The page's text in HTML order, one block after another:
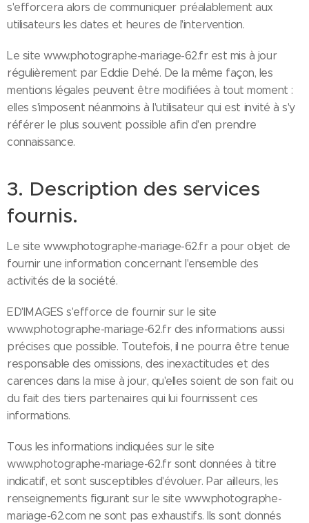
s'efforcera alors de communiquer préalablement aux
utilisateurs les dates et heures de l'intervention.
Le site www.photographe-mariage-62.fr est mis à jour
régulièrement par Eddie Dehé. De la même façon, les
mentions légales peuvent être modifiées à tout moment :
elles s'imposent néanmoins à l'utilisateur qui est invité à s'y
référer le plus souvent possible afin d'en prendre
connaissance.
3. Description des services
fournis.
Le site www.photographe-mariage-62.fr a pour objet de
fournir une information concernant l'ensemble des
activités de la société.
ED'IMAGES s'efforce de fournir sur le site
www.photographe-mariage-62.fr des informations aussi
précises que possible. Toutefois, il ne pourra être tenue
responsable des omissions, des inexactitudes et des
carences dans la mise à jour, qu'elles soient de son fait ou
du fait des tiers partenaires qui lui fournissent ces
informations.
Tous les informations indiquées sur le site
www.photographe-mariage-62.fr sont données à titre
indicatif, et sont susceptibles d'évoluer. Par ailleurs, les
renseignements figurant sur le site www.photographe-
mariage-62.com ne sont pas exhaustifs. Ils sont donnés